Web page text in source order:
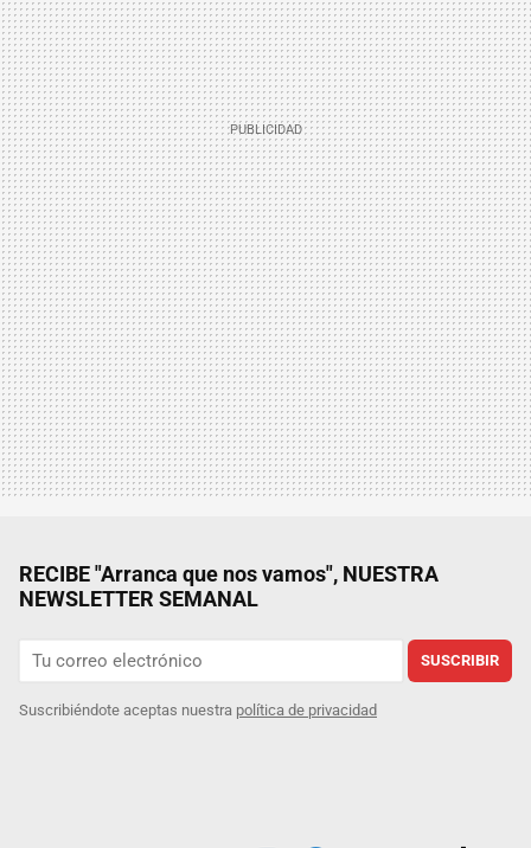
RECIBE "Arranca que nos vamos", NUESTRA
NEWSLETTER SEMANAL
SUSCRIBIR
Suscribiéndote aceptas nuestra política de privacidad